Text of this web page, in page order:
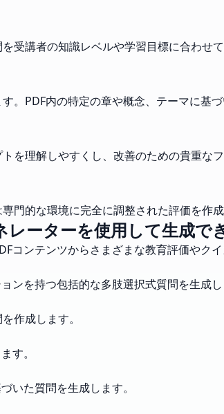
受講者の知識レベルや学習目標に合わせて
PDF内の特定の章や概念、テーマに基づ
理解しやすくし、改善のための貴重なフ
門的な環境に完全に調整された評価を作成
ーターを使用して生成で
コンテンツからさまざまな教育評価やク
ンを持つ包括的な多肢選択式質問を生成し
作成します。
す。
いた質問を生成します。